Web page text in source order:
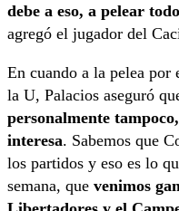
debe a eso, a pelear
agregó el jugador del
En cuando a la pelea
la U, Palacios aseguró
personalmente
interesa. Sabemos que
los partidos y eso es lo
semana, que venimos